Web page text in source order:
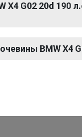
G02 20d 190
BMW X4